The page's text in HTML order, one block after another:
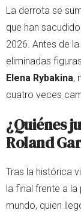
La derrota se
que han
2026. Antes de
eliminadas
Elena Rybakina,
cuatro veces
¿Quiénes
Roland
Tras la histórica
la final frente a
mundo, quien